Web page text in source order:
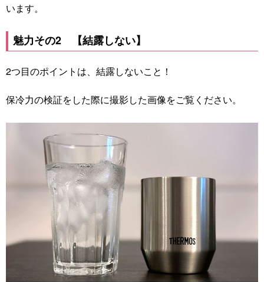
います。
魅力その2 【結露しない】
2つ目のポイントは、結露しないこと！
保冷力の検証をした際に撮影した画像をご覧ください。